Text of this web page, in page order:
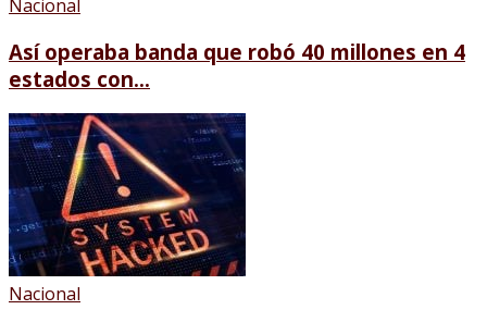
Nacional
Así operaba banda que robó 40 millones en 4
estados con...
Nacional